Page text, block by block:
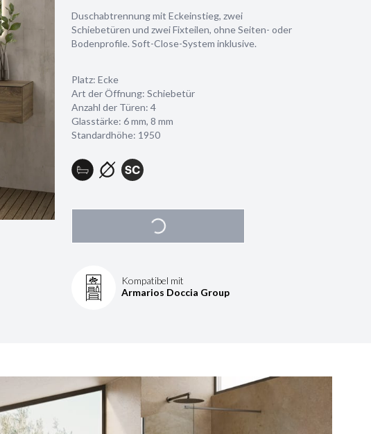
Duschabtrennung mit Eckeinstieg, zwei
Schiebetüren und zwei Fixteilen, ohne Seiten- oder
Bodenprofile. Soft-Close-System inklusive.
Platz: Ecke
Art der Öffnung: Schiebetür
Anzahl der Türen: 4
Glasstärke: 6 mm, 8 mm
Standardhöhe: 1950
Kompatibel mit
Armarios Doccia Group